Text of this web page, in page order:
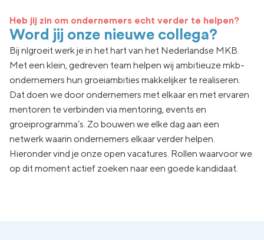
Heb jij zin om ondernemers echt verder te helpen?
Word jij onze nieuwe collega?
Bij nlgroeit werk je in het hart van het Nederlandse MKB.
Met een klein, gedreven team helpen wij ambitieuze mkb-
ondernemers hun groeiambities makkelijker te realiseren.
Dat doen we door ondernemers met elkaar en met ervaren
mentoren te verbinden via mentoring, events en
groeiprogramma’s. Zo bouwen we elke dag aan een
netwerk waarin ondernemers elkaar verder helpen.
Hieronder vind je onze open vacatures. Rollen waarvoor we
op dit moment actief zoeken naar een goede kandidaat.